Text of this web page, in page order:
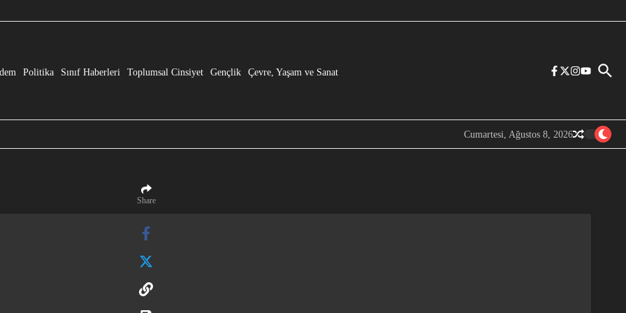
Politika Sınıf Haberleri Toplumsal Cinsiyet Gençlik Çevre, Yaşam ve Sanat
Cumartesi, Ağustos 8, 2026
Share